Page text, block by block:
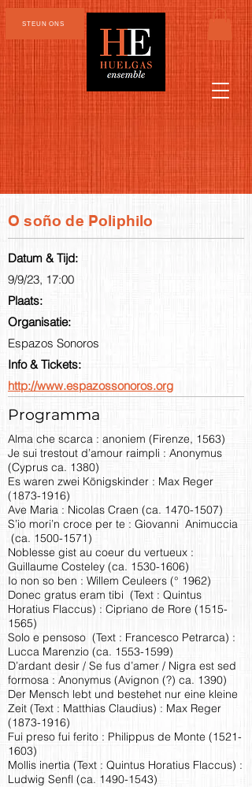
STEUN ONS
O soño de Poliphilo
Datum & Tijd:
9/9/23, 17:00
Plaats:
Organisatie:
Espazos Sonoros
Info & Tickets:
http://www.espazossonoros.org
Programma
Alma che scarca : anoniem (Firenze, 1563)
Je sui trestout d’amour raimpli : Anonymus
(Cyprus ca. 1380)
Es waren zwei Königskinder : Max Reger
(1873-1916)
Ave Maria : Nicolas Craen (ca. 1470-1507)
S’io mori’n croce per te : Giovanni Animuccia
(ca. 1500-1571)
Noblesse gist au coeur du vertueux :
Guillaume Costeley (ca. 1530-1606)
Io non so ben : Willem Ceuleers (° 1962)
Donec gratus eram tibi (Text : Quintus
Horatius Flaccus) : Cipriano de Rore (1515-
1565)
Solo e pensoso (Text : Francesco Petrarca) :
Lucca Marenzio (ca. 1553-1599)
D’ardant desir / Se fus d’amer / Nigra est sed
formosa : Anonymus (Avignon (?) ca. 1390)
Der Mensch lebt und bestehet nur eine kleine
Zeit (Text : Matthias Claudius) : Max Reger
(1873-1916)
Fui preso fui ferito : Philippus de Monte (1521-
1603)
Mollis inertia (Text : Quintus Horatius Flaccus) :
Ludwig Senfl (ca. 1490-1543)